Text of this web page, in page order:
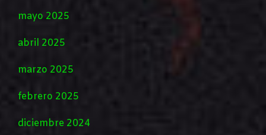
mayo 2025
abril 2025
marzo 2025
febrero 2025
diciembre 2024